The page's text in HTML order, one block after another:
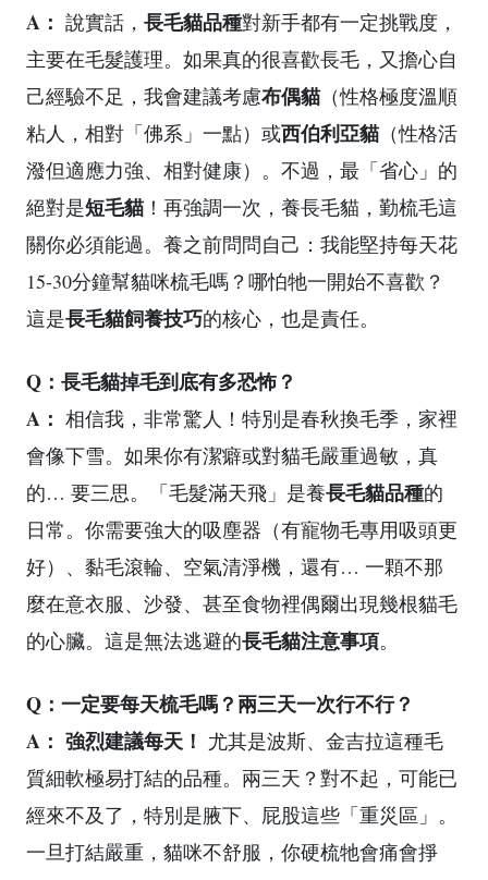
A： 說實話， 長毛貓品種對新手都有一定挑戰度，
主要在毛髮護理。如果真的很喜歡長毛，又擔心自
己經驗不足，我會建議考慮布偶貓 （性格極度溫順
粘人，相對「佛系」一點）或西伯利亞貓 （性格活
潑但適應力強、相對健康）。不過，最「省心」的
絕對是短毛貓 ！再強調一次，養長毛貓，勤梳毛這
關你必須能過。養之前問問自己：我能堅持每天花
15-30分鐘幫貓咪梳毛嗎？哪怕牠一開始不喜歡？
這是長毛貓飼養技巧的核心，也是責任。
Q：長毛貓掉毛到底有多恐怖？
A： 相信我，非常驚人！特別是春秋換毛季，家裡
會像下雪。如果你有潔癖或對貓毛嚴重過敏，真
的… 要三思。「毛髮滿天飛」是養長毛貓品種的
日常。你需要強大的吸塵器（有寵物毛專用吸頭更
好）、黏毛滾輪、空氣清淨機，還有… 一顆不那
麼在意衣服、沙發、甚至食物裡偶爾出現幾根貓毛
的心臟。這是無法逃避的長毛貓注意事項。
Q：一定要每天梳毛嗎？兩三天一次行不行？
A： 強烈建議每天！ 尤其是波斯、金吉拉這種毛
質細軟極易打結的品種。兩三天？對不起，可能已
經來不及了，特別是腋下、屁股這些「重災區」。
一旦打結嚴重，貓咪不舒服，你硬梳牠會痛會掙